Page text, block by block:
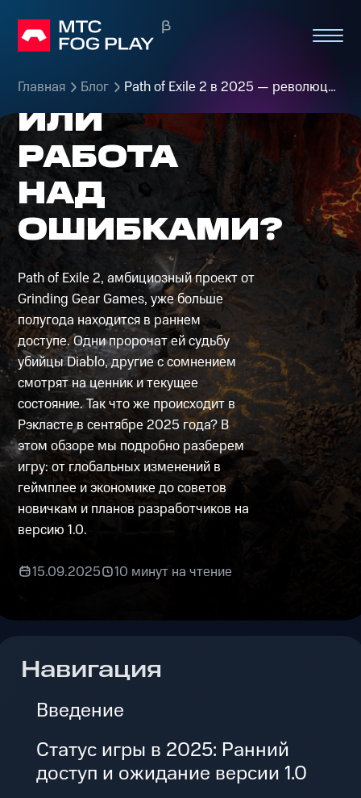
Главная Блог Path of Exile 2 в 2025 — революция или работа над ошибками?
EXILE 2 В
2025 —
РЕВОЛЮЦИЯ
ИЛИ
РАБОТА
НАД
ОШИБКАМИ?
Path of Exile 2, амбициозный проект от
Grinding Gear Games, уже больше
полугода находится в раннем
доступе. Одни пророчат ей судьбу
убийцы Diablo, другие с сомнением
смотрят на ценник и текущее
состояние. Так что же происходит в
Рэкласте в сентябре 2025 года? В
этом обзоре мы подробно разберем
игру: от глобальных изменений в
геймплее и экономике до советов
новичкам и планов разработчиков на
версию 1.0.
15.09.2025 10 минут на чтение
Навигация
Введение
Статус игры в 2025: Ранний
доступ и ожидание версии 1.0